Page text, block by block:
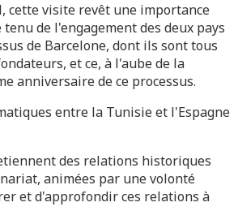
cette visite revêt une importance
de l'engagement des deux pays
de Barcelone, dont ils sont tous
et ce, à l'aube de la
anniversaire de ce processus.
entre la Tunisie et l'Espagne
des relations historiques
animées par une volonté
et d'approfondir ces relations à